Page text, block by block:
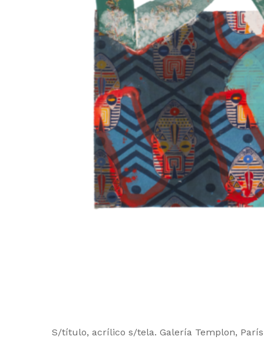
S/título, acrílico s/tela. Galería Templon,